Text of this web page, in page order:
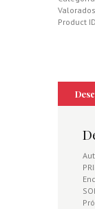
EUROPA
Y
Valorados
Product